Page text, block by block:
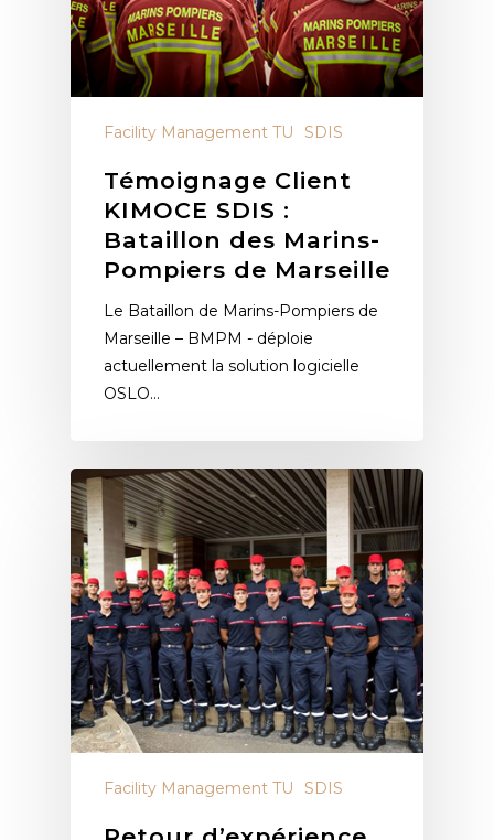
Facility Management TU SDIS
Témoignage Client
KIMOCE SDIS :
Bataillon des Marins-
Pompiers de Marseille
Le Bataillon de Marins-Pompiers de
Marseille – BMPM - déploie
actuellement la solution logicielle
OSLO…
Facility Management TU SDIS